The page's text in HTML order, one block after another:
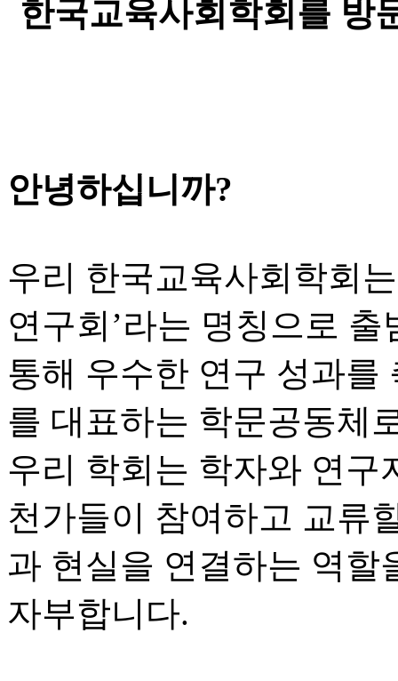
한국교육사회학회를 방
안녕하십니까?
우리 한국교육사회학회
연구회’라는 명칭으로
통해 우수한 연구 성과를
를 대표하는 학문공동체
우리 학회는 학자와 연구
천가들이 참여하고 교류
과 현실을 연결하는 역할
자부합니다.